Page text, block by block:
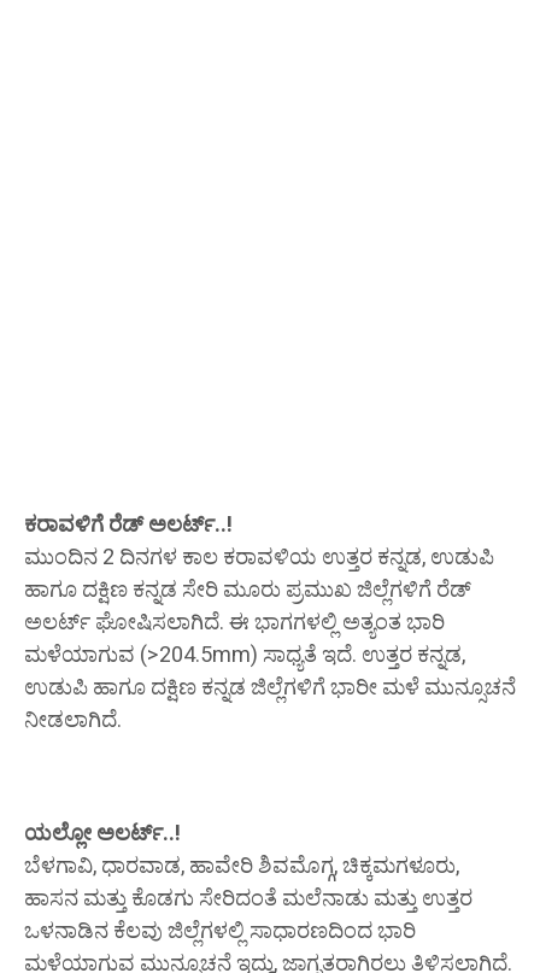
ಕರಾವಳಿಗೆ ರೆಡ್ ಅಲರ್ಟ್..!
​ಮುಂದಿನ 2 ದಿನಗಳ ಕಾಲ ಕರಾವಳಿಯ ಉತ್ತರ ಕನ್ನಡ, ​ಉಡುಪಿ
ಹಾಗೂ ​ದಕ್ಷಿಣ ಕನ್ನಡ ಸೇರಿ ಮೂರು ಪ್ರಮುಖ ಜಿಲ್ಲೆಗಳಿಗೆ ರೆಡ್
ಅಲರ್ಟ್ ಘೋಷಿಸಲಾಗಿದೆ. ಈ ಭಾಗಗಳಲ್ಲಿ ಅತ್ಯಂತ ಭಾರಿ
ಮಳೆಯಾಗುವ (>204.5mm) ಸಾಧ್ಯತೆ ಇದೆ. ​ಉತ್ತರ ಕನ್ನಡ, ​
ಉಡುಪಿ ಹಾಗೂ ​ದಕ್ಷಿಣ ಕನ್ನಡ ಜಿಲ್ಲೆಗಳಿಗೆ ಭಾರೀ ಮಳೆ ಮುನ್ಸೂಚನೆ
ನೀಡಲಾಗಿದೆ.
ಯಲ್ಲೋ ಅಲರ್ಟ್..!
ಬೆಳಗಾವಿ, ಧಾರವಾಡ, ಹಾವೇರಿ ಶಿವಮೊಗ್ಗ, ಚಿಕ್ಕಮಗಳೂರು,
ಹಾಸನ ಮತ್ತು ಕೊಡಗು ಸೇರಿದಂತೆ ​ಮಲೆನಾಡು ಮತ್ತು ಉತ್ತರ
ಒಳನಾಡಿನ ಕೆಲವು ಜಿಲ್ಲೆಗಳಲ್ಲಿ ಸಾಧಾರಣದಿಂದ ಭಾರಿ
ಮಳೆಯಾಗುವ ಮುನ್ಸೂಚನೆ ಇದ್ದು, ಜಾಗೃತರಾಗಿರಲು ತಿಳಿಸಲಾಗಿದೆ.